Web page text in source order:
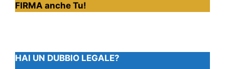
FIRMA anche Tu!
HAI UN DUBBIO LEGALE?